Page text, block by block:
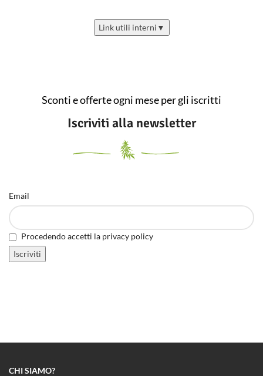
Link utili interni ▼
Sconti e offerte ogni mese per gli iscritti
Iscriviti alla newsletter
Email
Procedendo accetti la privacy policy
CHI SIAMO?